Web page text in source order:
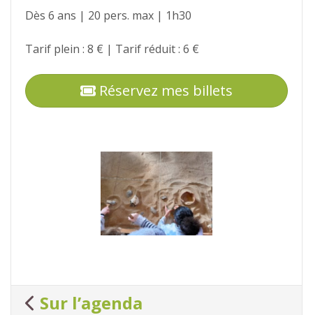
Dès 6 ans | 20 pers. max | 1h30
Tarif plein : 8 € | Tarif réduit : 6 €
Réservez mes billets
Photos
Sur l’agenda